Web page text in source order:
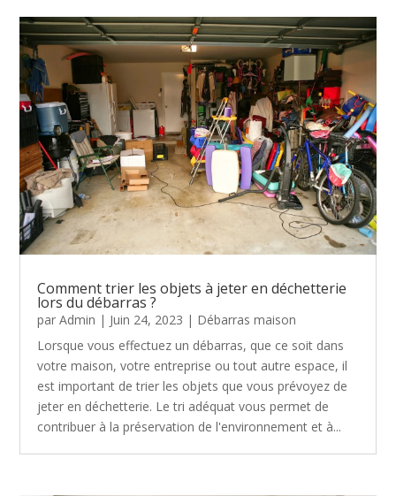
Comment trier les objets à jeter en déchetterie
lors du débarras ?
parAdmin | Juin 24, 2023 | Débarras maison
Lorsque vous effectuez un débarras, que ce soit dans
votre maison, votre entreprise ou tout autre espace, il
est important de trier les objets que vous prévoyez de
jeter en déchetterie. Le tri adéquat vous permet de
contribuer à la préservation de l'environnement et à...